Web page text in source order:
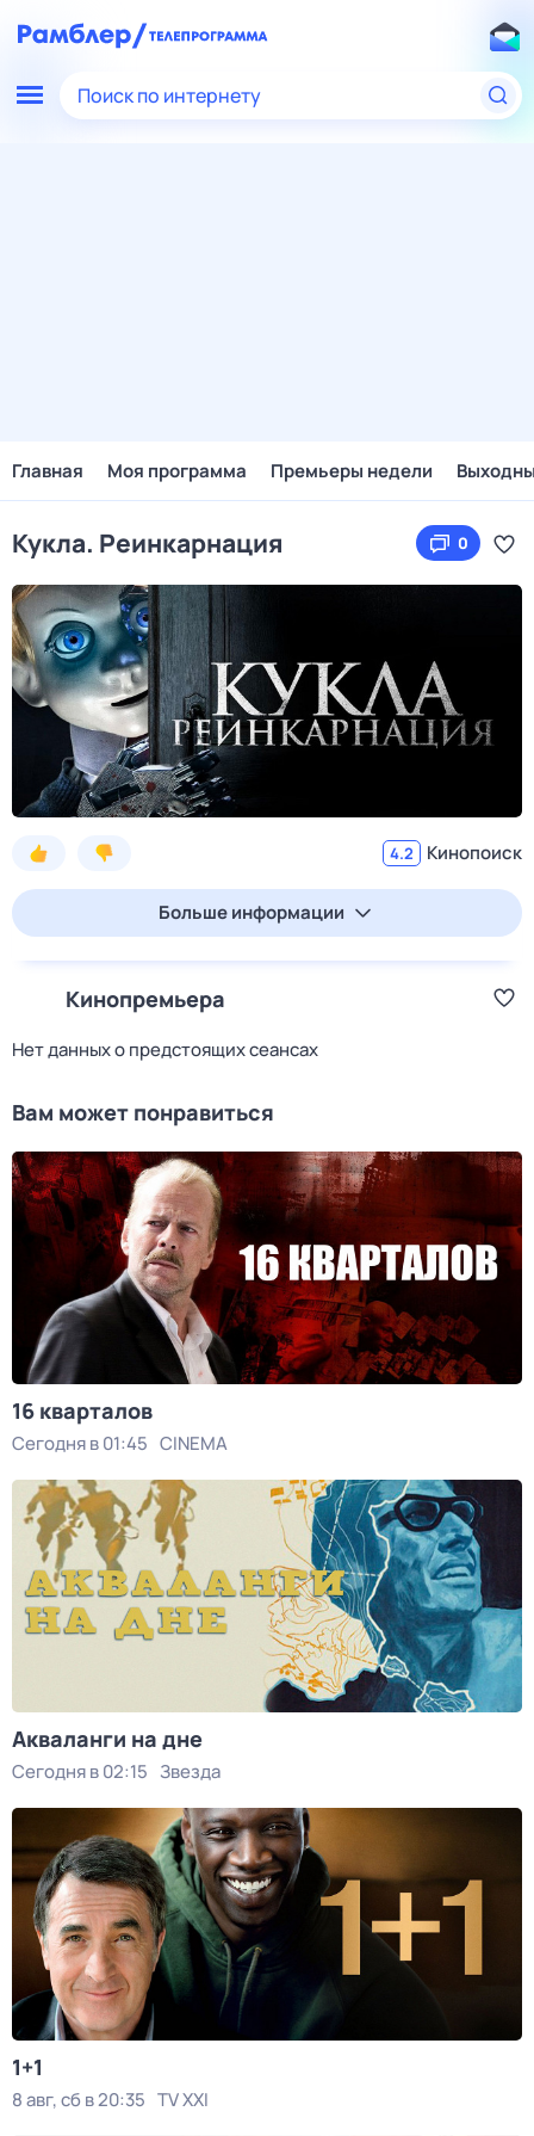
Поиск по интернету
Главная Моя программа Премьеры недели
Кукла. Реинкарнация 0
4.2 Кинопоиск
Больше информации
Кинопремьера
Нет данных о предстоящих сеансах
Вам может понравиться
16 кварталов
Сегодня в 01:45 CINEMA
Акваланги на дне
Сегодня в 02:15 Звезда
1+1
8 авг, сб в 20:35 TV XXI